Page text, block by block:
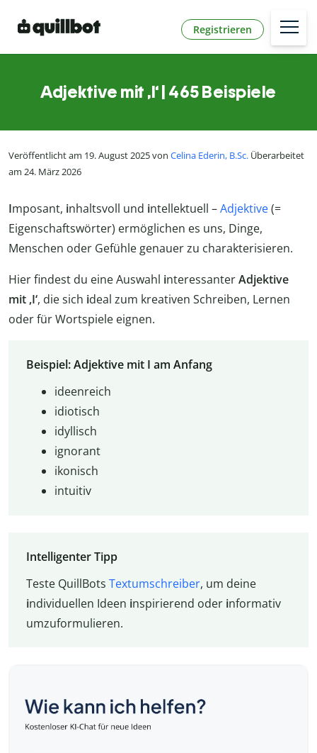
Registrieren
Adjektive mit ,I‘ | 465 Beispiele
Veröffentlicht am 19. August 2025 von Celina Ederin, B.Sc. Überarbeitet
am 24. März 2026
Imposant, inhaltsvoll und intellektuell –Adjektive(=
Eigenschaftswörter) ermöglichen es uns, Dinge,
Menschen oder Gefühle genauer zu charakterisieren.
Hier findest du eine Auswahl interessanterAdjektive
mit ,I‘, die sich ideal zum kreativen Schreiben, Lernen
oder für Wortspiele eignen.
Beispiel: Adjektive mit I am Anfang
ideenreich
idiotisch
idyllisch
ignorant
ikonisch
intuitiv
Intelligenter Tipp
Teste QuillBots Textumschreiber, um deine
individuellen Ideen inspirierend oder informativ
umzuformulieren.